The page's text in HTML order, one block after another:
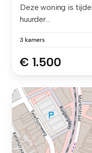
Deze woning is
huurder...
3 kamers
€ 1.500